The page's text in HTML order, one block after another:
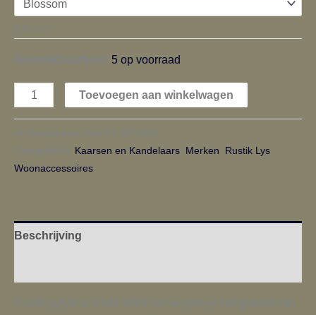
Beschikbaarheid: 5 op voorraad
Toevoegen aan winkelwagen
Artikelnummer:
KRI-RL-30-0001
Categorieën: Kaarsen en Kandelaars Merken Rustik Lys
Woonaccessoires
Beschrijving
Rustik Lys is al sinds 1995 een expert op het gebied van